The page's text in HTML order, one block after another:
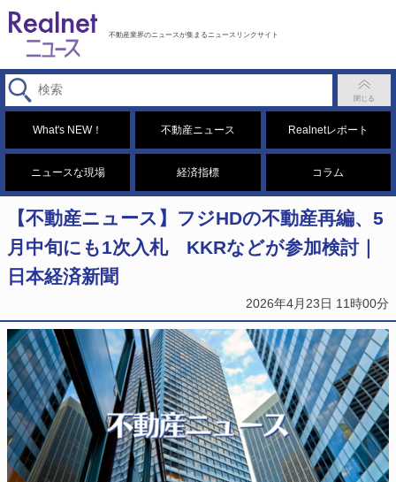
不動産業界のニュースが集まるニュースリンクサイト
What's NEW！ 不動産ニュース Realnetレポート
ニュースな現場 経済指標 コラム
【不動産ニュース】フジHDの不動産再編、5
月中旬にも1次入札 KKRなどが参加検討｜
日本経済新聞
2026年4月23日 11時00分